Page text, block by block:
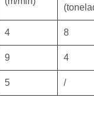
4 8
9 4
5 /